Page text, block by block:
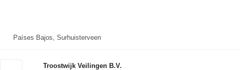
Países Bajos, Surhuisterveen
Troostwijk Veilingen B.V.